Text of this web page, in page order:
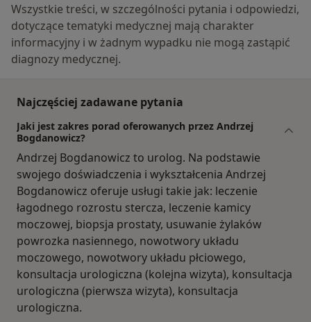
Wszystkie treści, w szczególności pytania i odpowiedzi,
dotyczące tematyki medycznej mają charakter
informacyjny i w żadnym wypadku nie mogą zastąpić
diagnozy medycznej.
Najczęściej zadawane pytania
Jaki jest zakres porad oferowanych przez Andrzej
Bogdanowicz?
Andrzej Bogdanowicz to urolog. Na podstawie
swojego doświadczenia i wykształcenia Andrzej
Bogdanowicz oferuje usługi takie jak: leczenie
łagodnego rozrostu stercza, leczenie kamicy
moczowej, biopsja prostaty, usuwanie żylaków
powrozka nasiennego, nowotwory układu
moczowego, nowotwory układu płciowego,
konsultacja urologiczna (kolejna wizyta), konsultacja
urologiczna (pierwsza wizyta), konsultacja
urologiczna.